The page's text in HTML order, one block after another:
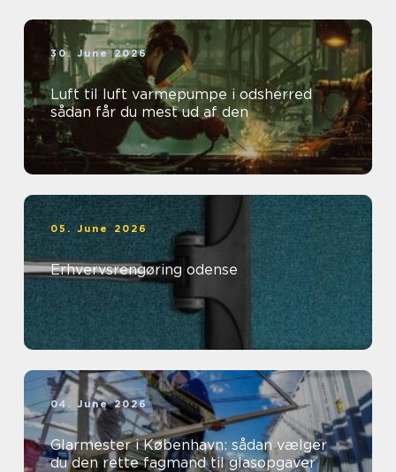
30. June 2026
Luft til luft varmepumpe i odsherred
sådan får du mest ud af den
05. June 2026
Erhvervsrengøring odense
04. June 2026
Glarmester i København: sådan vælger
du den rette fagmand til glasopgaver